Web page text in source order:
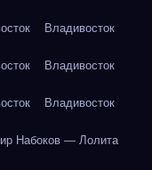
Владивосток
Владивосток
Владивосток
Набоков — Лолита